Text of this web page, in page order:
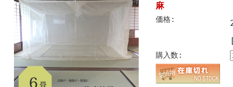
麻
価格:
購入数: